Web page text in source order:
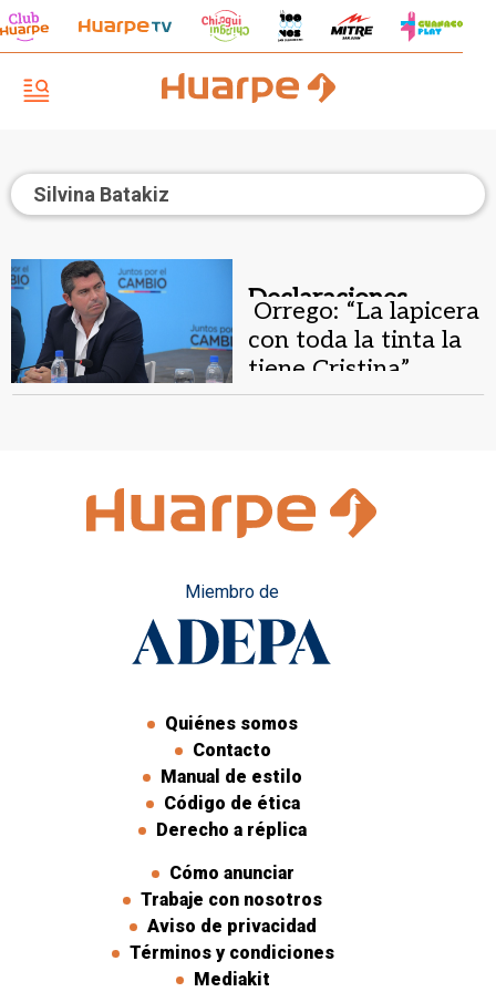
Silvina Batakiz
Declaraciones.
Orrego: “La lapicera
con toda la tinta la
tiene Cristina”
Miembro de
Quiénes somos
Contacto
Manual de estilo
Código de ética
Derecho a réplica
Cómo anunciar
Trabaje con nosotros
Aviso de privacidad
Términos y condiciones
Mediakit